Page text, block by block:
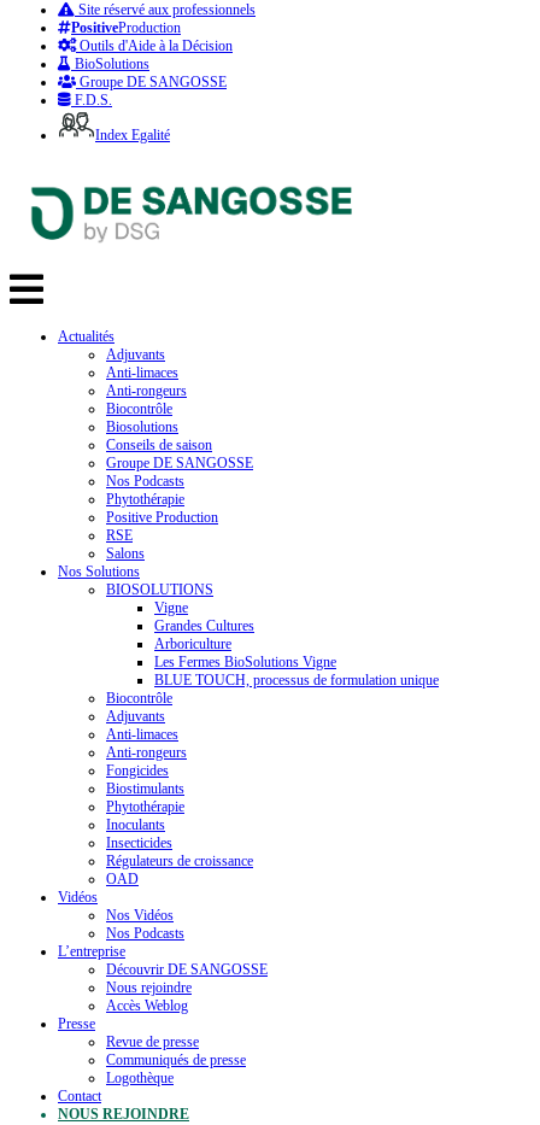
Site réservé aux professionnels
PositiveProduction
Outils d'Aide à la Décision
BioSolutions
Groupe DE SANGOSSE
F.D.S.
Index Egalité
Actualités
Adjuvants
Anti-limaces
Anti-rongeurs
Biocontrôle
Biosolutions
Conseils de saison
Groupe DE SANGOSSE
Nos Podcasts
Phytothérapie
Positive Production
RSE
Salons
Nos Solutions
BIOSOLUTIONS
Vigne
Grandes Cultures
Arboriculture
Les Fermes BioSolutions Vigne
BLUE TOUCH, processus de formulation unique
Biocontrôle
Adjuvants
Anti-limaces
Anti-rongeurs
Fongicides
Biostimulants
Phytothérapie
Inoculants
Insecticides
Régulateurs de croissance
OAD
Vidéos
Nos Vidéos
Nos Podcasts
L’entreprise
Découvrir DE SANGOSSE
Nous rejoindre
Accès Weblog
Presse
Revue de presse
Communiqués de presse
Logothèque
Contact
NOUS REJOINDRE